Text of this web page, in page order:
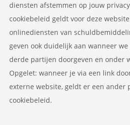
diensten afstemmen op jouw
cookiebeleid geldt voor deze
onlinediensten van
geven ook duidelijk aan wanneer we
derde partijen doorgeven en onder
Opgelet: wanneer je via een link
externe website, geldt er een ander
cookiebeleid.